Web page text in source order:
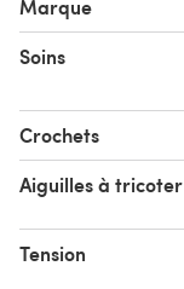
Marque
Soins
Crochets
Aiguilles à tricoter
Tension